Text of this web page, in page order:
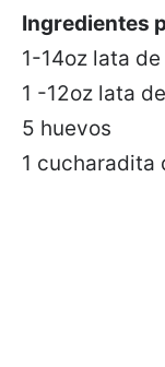
Ingredientes
1-14oz lata
1 -12oz lata
5 huevos
1 cucharadita